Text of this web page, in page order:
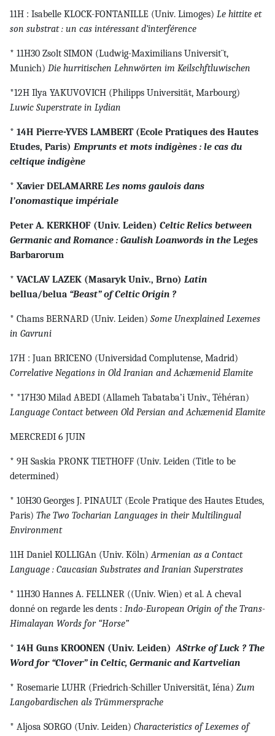
11H : Isabelle KLOCK-FONTANILLE (Univ. Limoges) Le hittite et
son substrat : un cas intéressant d’interférence
* 11H30 Zsolt SIMON (Ludwig-Maximilians Universit¨t,
Munich) Die hurritischen Lehnwörten im Keilschftluwischen
*12H Ilya YAKUVOVICH (Philipps Universität, Marbourg)
Luwic Superstrate in Lydian
* 14H Pierre-YVES LAMBERT (Ecole Pratiques des Hautes
Etudes, Paris) Emprunts et mots indigènes : le cas du
celtique indigène
* Xavier DELAMARRE Les noms gaulois dans
l’onomastique impériale
Peter A. KERKHOF (Univ. Leiden) Celtic Relics between
Germanic and Romance : Gaulish Loanwords in the Leges
Barbarorum
* VACLAV LAZEK (Masaryk Univ., Brno) Latin
bellua/belua “Beast” of Celtic Origin ?
* Chams BERNARD (Univ. Leiden) Some Unexplained Lexemes
in Gavruni
17H : Juan BRICENO (Universidad Complutense, Madrid)
Correlative Negations in Old Iranian and Achæmenid Elamite
* *17H30 Milad ABEDI (Allameh Tabataba’i Univ., Téhéran)
Language Contact between Old Persian and Achæmenid Elamite
MERCREDI 6 JUIN
* 9H Saskia PRONK TIETHOFF (Univ. Leiden (Title to be
determined)
* 10H30 Georges J. PINAULT (Ecole Pratique des Hautes Etudes,
Paris) The Two Tocharian Languages in their Multilingual
Environment
11H Daniel KOLLIGAn (Univ. Köln)Armenian as a Contact
Language : Caucasian Substrates and Iranian Superstrates
* 11H30 Hannes A. FELLNER ((Univ. Wien) et al. A cheval
donné on regarde les dents : Indo-European Origin of the Trans-
Himalayan Words for “Horse”
* 14H Guns KROONEN (Univ. Leiden)AStrke of Luck ? The
Word for “Clover” in Celtic, Germanic and Kartvelian
* Rosemarie LUHR (Friedrich-Schiller Universität, Iéna) Zum
Langobardischen als Trümmersprache
* Aljosa SORGO (Univ. Leiden) Characteristics of Lexemes of